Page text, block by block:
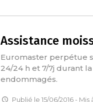
Assistance
Euromaster perpétue
24/24 h et 7/7j durant
endommagés.
Publié le 15/06/2016 - Mis